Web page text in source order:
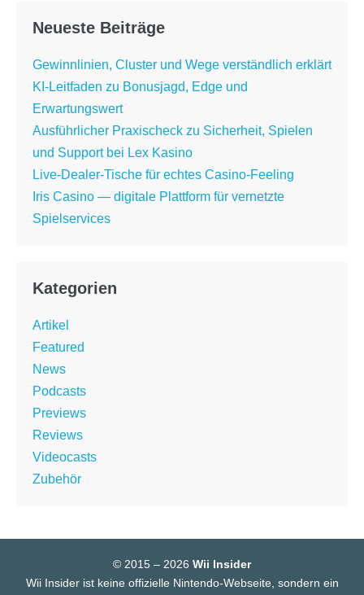
Neueste Beiträge
Gewinnlinien, Cluster und Wege verständlich erklärt
KI-Leitfaden zu Bonusjagd, Edge und
Erwartungswert
Ausführlicher Praxischeck zu Sicherheit, Spielen
und Support bei Lex Kasino
Live-Dealer-Tische für echtes Casino-Feeling
Iris Casino — digitale Plattform für vernetzte
Spielservices
Kategorien
Artikel
Featured
News
Podcasts
Previews
Reviews
Videocasts
Zubehör
© 2015 – 2026 Wii Insider
Wii Insider ist keine offizielle Nintendo-Webseite, sondern ein